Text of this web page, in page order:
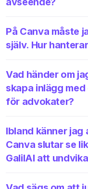
På Canva måste
själv. Hur
Vad händer om
skapa inlägg
för advokater?
Ibland känner jag
Canva slutar se
GalilAI att